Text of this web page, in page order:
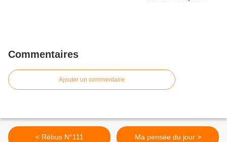
Commentaires
Ajouter un commentaire
< Rébus N°111 Ma pensée du jour >